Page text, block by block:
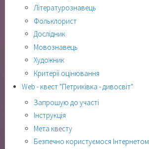
Літературознавець
Фольклорист
Дослідник
Мовознавець
Художник
Критерії оцінювання
Web - квест "Петриківка - дивосвіт"
Запрошую до участі
Інструкція
Мета квесту
Безпечно користуємося Інтернетом